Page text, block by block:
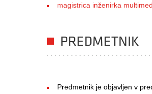
magistrica inženirka
PREDMETNIK
Predmetnik je objavljen v